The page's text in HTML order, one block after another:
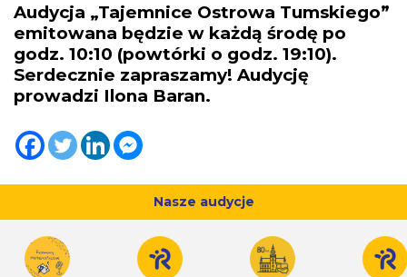
Audycja „Tajemnice Ostrowa Tumskiego”
emitowana będzie w każdą środę po
godz. 10:10 (powtórki o godz. 19:10).
Serdecznie zapraszamy! Audycję
prowadzi Ilona Baran.
Nasze audycje